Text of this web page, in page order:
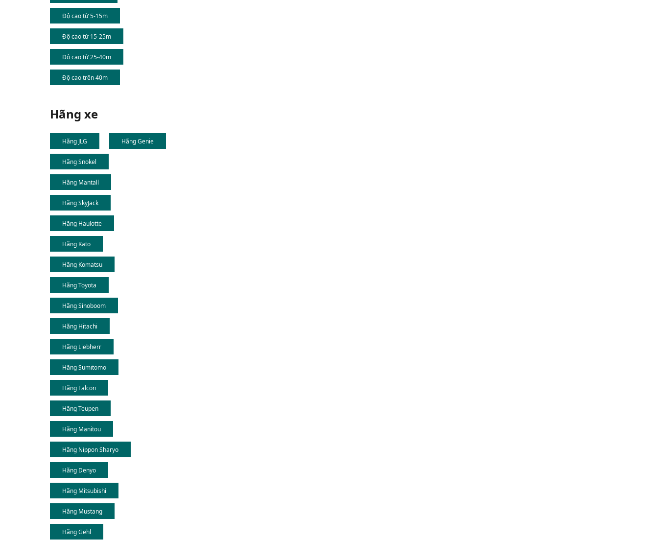
Độ cao từ 5-15m
Độ cao từ 15-25m
Độ cao từ 25-40m
Độ cao trên 40m
Hãng xe
Hãng JLG Hãng Genie
Hãng Snokel
Hãng Mantall
Hãng SkyJack
Hãng Haulotte
Hãng Kato
Hãng Komatsu
Hãng Toyota
Hãng Sinoboom
Hãng Hitachi
Hãng Liebherr
Hãng Sumitomo
Hãng Falcon
Hãng Teupen
Hãng Manitou
Hãng Nippon Sharyo
Hãng Denyo
Hãng Mitsubishi
Hãng Mustang
Hãng Gehl